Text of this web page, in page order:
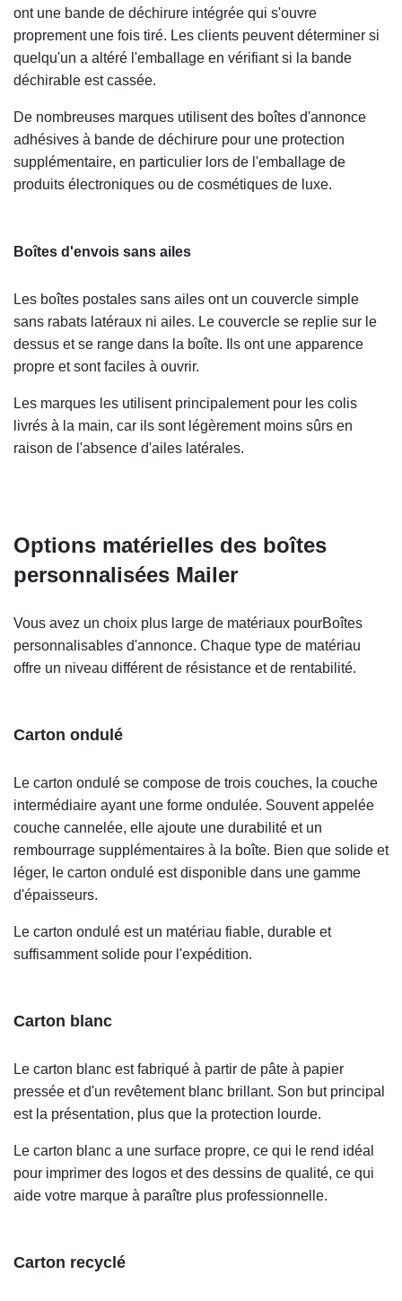
ont une bande de déchirure intégrée qui s'ouvre
proprement une fois tiré. Les clients peuvent déterminer si
quelqu'un a altéré l'emballage en vérifiant si la bande
déchirable est cassée.
De nombreuses marques utilisent des boîtes d'annonce
adhésives à bande de déchirure pour une protection
supplémentaire, en particulier lors de l'emballage de
produits électroniques ou de cosmétiques de luxe.
Boîtes d'envois sans ailes
Les boîtes postales sans ailes ont un couvercle simple
sans rabats latéraux ni ailes. Le couvercle se replie sur le
dessus et se range dans la boîte. Ils ont une apparence
propre et sont faciles à ouvrir.
Les marques les utilisent principalement pour les colis
livrés à la main, car ils sont légèrement moins sûrs en
raison de l'absence d'ailes latérales.
Options matérielles des boîtes
personnalisées Mailer
Vous avez un choix plus large de matériaux pourBoîtes
personnalisables d'annonce. Chaque type de matériau
offre un niveau différent de résistance et de rentabilité.
Carton ondulé
Le carton ondulé se compose de trois couches, la couche
intermédiaire ayant une forme ondulée. Souvent appelée
couche cannelée, elle ajoute une durabilité et un
rembourrage supplémentaires à la boîte. Bien que solide et
léger, le carton ondulé est disponible dans une gamme
d'épaisseurs.
Le carton ondulé est un matériau fiable, durable et
suffisamment solide pour l'expédition.
Carton blanc
Le carton blanc est fabriqué à partir de pâte à papier
pressée et d'un revêtement blanc brillant. Son but principal
est la présentation, plus que la protection lourde.
Le carton blanc a une surface propre, ce qui le rend idéal
pour imprimer des logos et des dessins de qualité, ce qui
aide votre marque à paraître plus professionnelle.
Carton recyclé